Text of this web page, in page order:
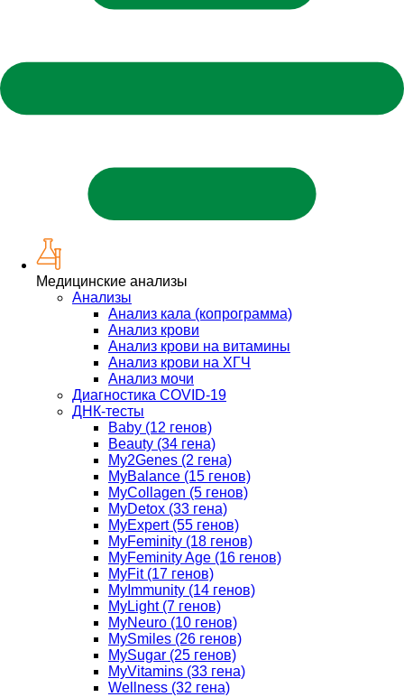
Медицинские анализы
Анализы
Анализ кала (копрограмма)
Анализ крови
Анализ крови на витамины
Анализ крови на ХГЧ
Анализ мочи
Диагностика COVID-19
ДНК-тесты
Baby (12 генов)
Beauty (34 гена)
My2Genes (2 гена)
MyBalance (15 генов)
MyCollagen (5 генов)
MyDetox (33 гена)
MyExpert (55 генов)
MyFeminity (18 генов)
MyFeminity Age (16 генов)
MyFit (17 генов)
MyImmunity (14 генов)
MyLight (7 генов)
MyNeuro (10 генов)
MySmiles (26 генов)
MySugar (25 генов)
MyVitamins (33 гена)
Wellness (32 гена)